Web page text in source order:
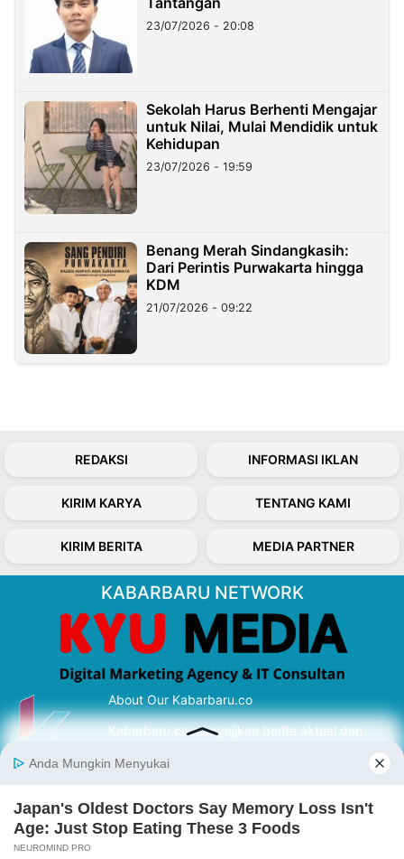
23/07/2026 - 20:08
Sekolah Harus Berhenti Mengajar
untuk Nilai, Mulai Mendidik untuk
Kehidupan
23/07/2026 - 19:59
Benang Merah Sindangkasih:
Dari Perintis Purwakarta hingga
KDM
21/07/2026 - 09:22
REDAKSI INFORMASI IKLAN
KIRIM KARYA TENTANG KAMI
KIRIM BERITA MEDIA PARTNER
KABARBARU NETWORK
About Our Kabarbaru.co
Kabarbaru.co menyajikan berita aktual dan
serta terverifikasi dari sumber yang tepat.
Follow Kabarbaru